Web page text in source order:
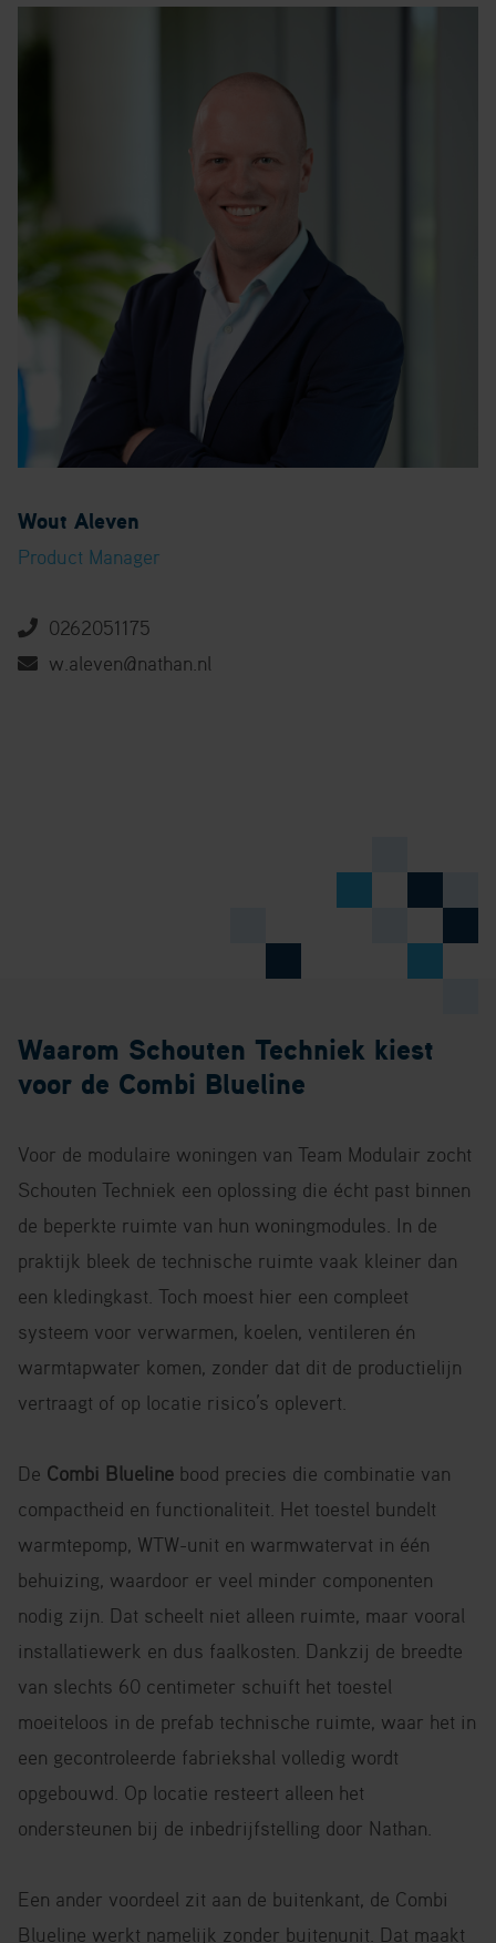
Wout Aleven
Product Manager
0262051175
w.aleven@nathan.nl
Waarom Schouten Techniek kiest
voor de Combi Blueline
Voor de modulaire woningen van Team Modulair zocht
Schouten Techniek een oplossing die écht past binnen
de beperkte ruimte van hun woningmodules. In de
praktijk bleek de technische ruimte vaak kleiner dan
een kledingkast. Toch moest hier een compleet
systeem voor verwarmen, koelen, ventileren én
warmtapwater komen, zonder dat dit de productielijn
vertraagt of op locatie risico’s oplevert.
De Combi Blueline bood precies die combinatie van
compactheid en functionaliteit. Het toestel bundelt
warmtepomp, WTW-unit en warmwatervat in één
behuizing, waardoor er veel minder componenten
nodig zijn. Dat scheelt niet alleen ruimte, maar vooral
installatiewerk en dus faalkosten. Dankzij de breedte
van slechts 60 centimeter schuift het toestel
moeiteloos in de prefab technische ruimte, waar het in
een gecontroleerde fabriekshal volledig wordt
opgebouwd. Op locatie resteert alleen het
ondersteunen bij de inbedrijfstelling door Nathan.
Een ander voordeel zit aan de buitenkant, de Combi
Blueline werkt namelijk zonder buitenunit. Dat maakt